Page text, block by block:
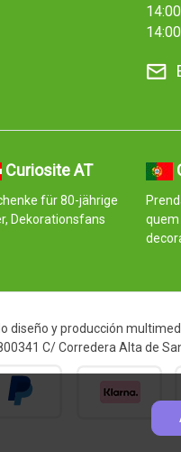
Curiosite AT
für 80-jährige
Dekorationsfans
quem
y producción
C/ Corredera Alta de